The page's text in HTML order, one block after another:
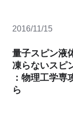
2016/11/15
量子スピン液
凍らないスピ
：物理工学
ら